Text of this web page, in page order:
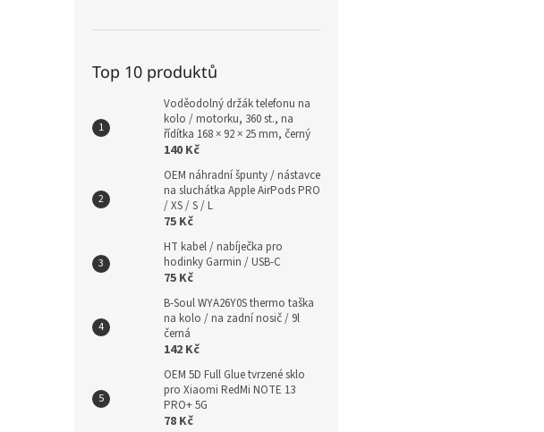
Top 10 produktů
Voděodolný držák telefonu na
kolo / motorku, 360 st., na
řídítka 168 × 92 × 25 mm, černý
140 Kč
OEM náhradní špunty / nástavce
na sluchátka Apple AirPods PRO
/ XS / S / L
75 Kč
HT kabel / nabíječka pro
hodinky Garmin / USB-C
75 Kč
B-Soul WYA26Y0S thermo taška
na kolo / na zadní nosič / 9l
černá
142 Kč
OEM 5D Full Glue tvrzené sklo
pro Xiaomi RedMi NOTE 13
PRO+ 5G
78 Kč